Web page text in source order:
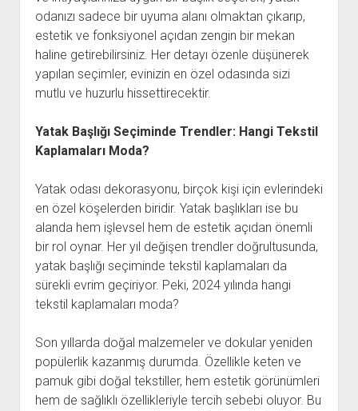
odanızı sadece bir uyuma alanı olmaktan çıkarıp,
estetik ve fonksiyonel açıdan zengin bir mekan
haline getirebilirsiniz. Her detayı özenle düşünerek
yapılan seçimler, evinizin en özel odasında sizi
mutlu ve huzurlu hissettirecektir.
Yatak Başlığı Seçiminde Trendler: Hangi Tekstil
Kaplamaları Moda?
Yatak odası dekorasyonu, birçok kişi için evlerindeki
en özel köşelerden biridir. Yatak başlıkları ise bu
alanda hem işlevsel hem de estetik açıdan önemli
bir rol oynar. Her yıl değişen trendler doğrultusunda,
yatak başlığı seçiminde tekstil kaplamaları da
sürekli evrim geçiriyor. Peki, 2024 yılında hangi
tekstil kaplamaları moda?
Son yıllarda doğal malzemeler ve dokular yeniden
popülerlik kazanmış durumda. Özellikle keten ve
pamuk gibi doğal tekstiller, hem estetik görünümleri
hem de sağlıklı özellikleriyle tercih sebebi oluyor. Bu